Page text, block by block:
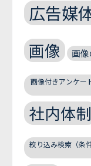
広告媒
画像 画
画像付きアンケー
社内体制
絞り込み検索（条